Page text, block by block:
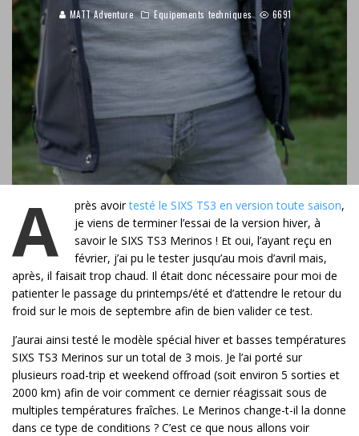
MATT Adventure Equipements techniques 6691
A près avoirtesté le SIXS TS3 en version toute saison,
je viens de terminer l’essai de la version hiver, à
savoir le SIXS TS3 Merinos ! Et oui, l’ayant reçu en
février, j’ai pu le tester jusqu’au mois d’avril mais,
après, il faisait trop chaud. Il était donc nécessaire pour moi de
patienter le passage du printemps/été et d’attendre le retour du
froid sur le mois de septembre afin de bien valider ce test.
J’aurai ainsi testé le modèle spécial hiver et basses températures
SIXS TS3 Merinos sur un total de 3 mois. Je l’ai porté sur
plusieurs road-trip et weekend offroad (soit environ 5 sorties et
2000 km) afin de voir comment ce dernier réagissait sous de
multiples températures fraîches. Le Merinos change-t-il la donne
dans ce type de conditions ? C’est ce que nous allons voir